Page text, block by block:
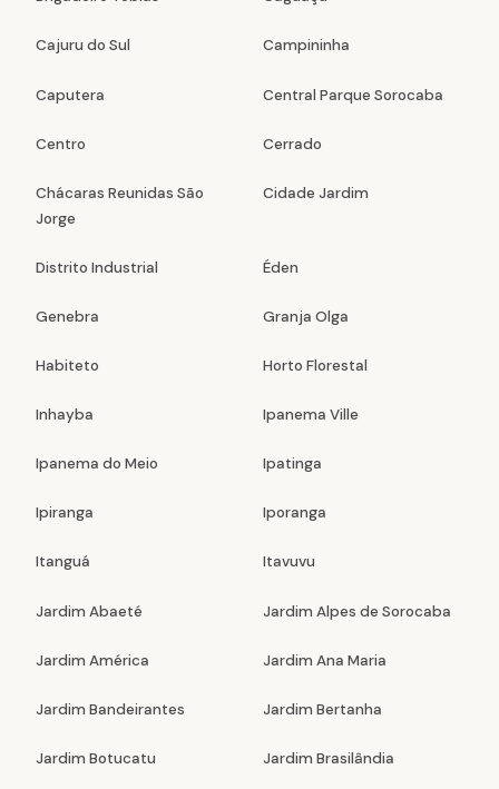
Cajuru do Sul Campininha
Caputera Central Parque Sorocaba
Centro Cerrado
Chácaras Reunidas São
Jorge
Cidade Jardim
Distrito Industrial Éden
Genebra Granja Olga
Habiteto Horto Florestal
Inhayba Ipanema Ville
Ipanema do Meio Ipatinga
Ipiranga Iporanga
Itanguá Itavuvu
Jardim Abaeté Jardim Alpes de Sorocaba
Jardim América Jardim Ana Maria
Jardim Bandeirantes Jardim Bertanha
Jardim Botucatu Jardim Brasilândia